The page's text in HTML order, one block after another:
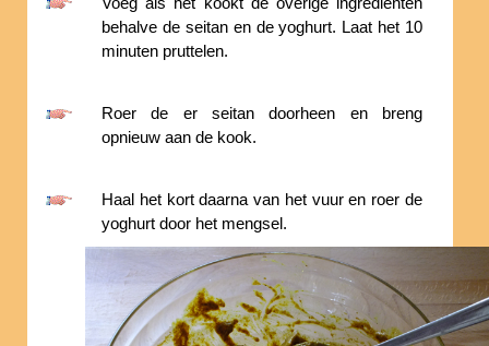
behalve de seitan en de yoghurt. Laat het 10
minuten pruttelen.
Roer de er seitan doorheen en breng
opnieuw aan de kook.
Haal het kort daarna van het vuur en roer de
yoghurt door het mengsel.